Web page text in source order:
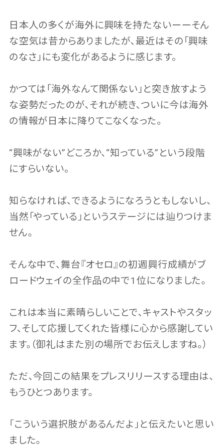
日本人の多くが海外に興味を持たないーーそん
な空気は昔からありましたが、最近はその「興味
のなさ」にも変化があるように感じます。
かつては「海外なんて関係ない」と突き放すよう
な姿勢だったのが、それが続き、ついに今は海外
の情報が日本に降りてこなくなった。
“興味がない”どころか、“知っている”という段階
にすらいない。
知らなければ、できるようになろうともしないし、
当然「やっている」というステージには辿りつけま
せん。
そんな中で、舞台『オセロ』の初週興行成績がブ
ロードウェイの全作品の中で1位になりました。
これは本当に素晴らしいことで、キャストやスタッ
フ、そして応援してくれた皆様に心から感謝してい
ます。（御礼はまた別の場所でお伝えしますね。）
ただ、今回この結果をプレスリリースする理由は、
もうひとつあります。
「こういう選択肢があるんだよ」と伝えたいと思い
ました。